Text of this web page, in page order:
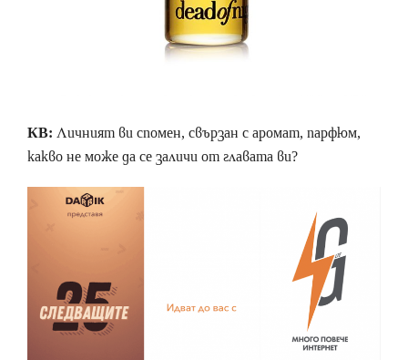
КВ: Личният ви спомен, свързан с аромат, парфюм,
какво не може да се заличи от главата ви?